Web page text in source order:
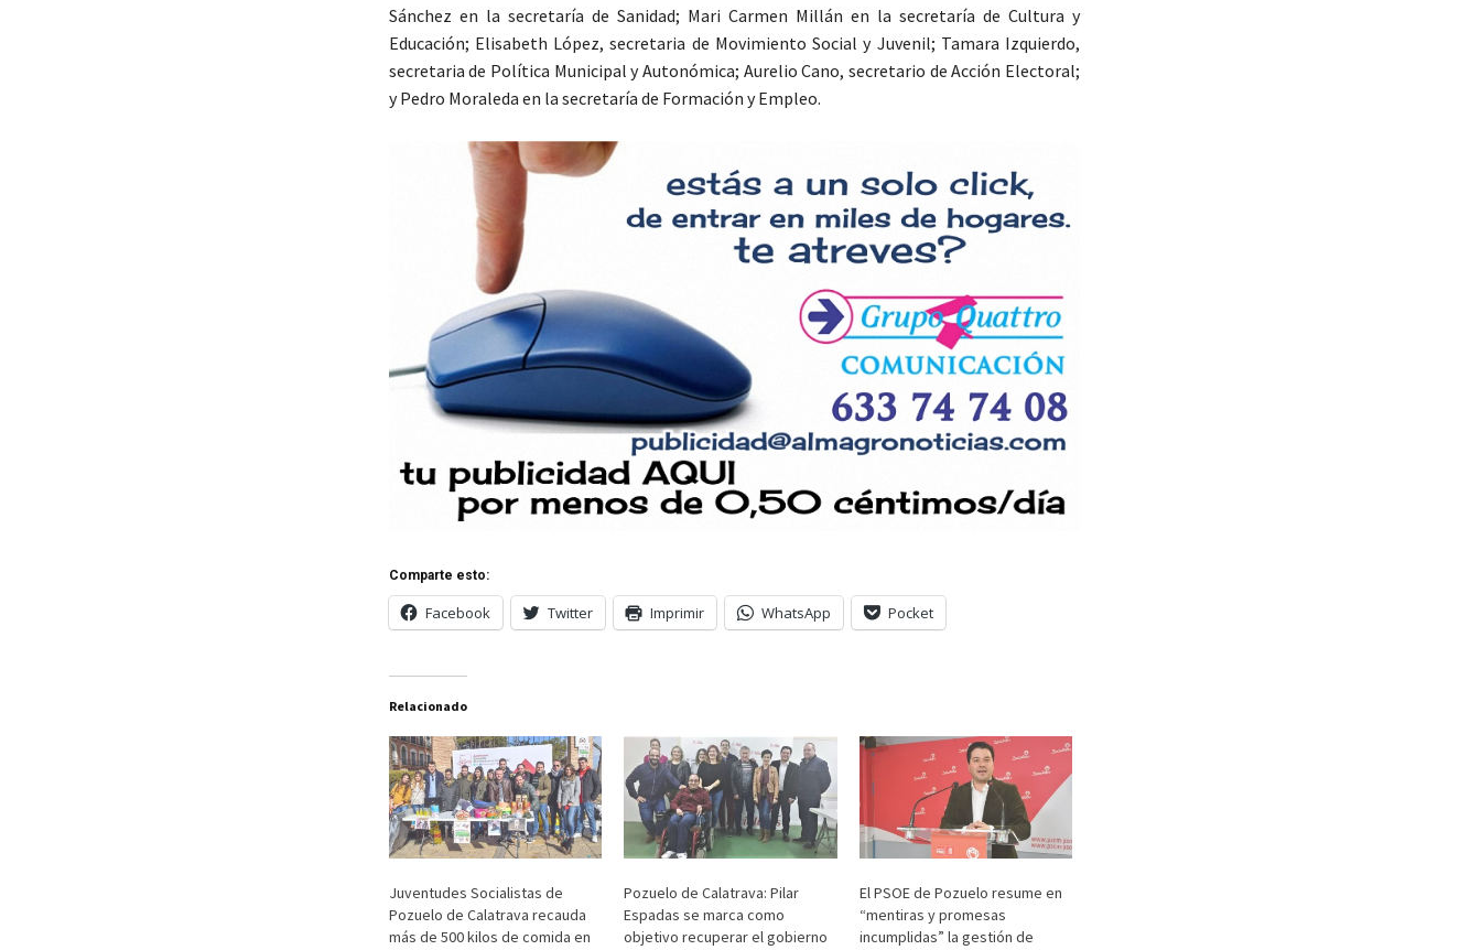
Sánchez en la secretaría de Sanidad; Mari Carmen Millán en la secretaría de Cultura y
Educación; Elisabeth López, secretaria de Movimiento Social y Juvenil; Tamara Izquierdo,
secretaria de Política Municipal y Autonómica; Aurelio Cano, secretario de Acción Electoral;
y Pedro Moraleda en la secretaría de Formación y Empleo.
Comparte esto:
Facebook Twitter Imprimir WhatsApp Pocket
Relacionado
Juventudes Socialistas de
Pozuelo de Calatrava recauda
más de 500 kilos de comida en
Pozuelo de Calatrava: Pilar
Espadas se marca como
objetivo recuperar el gobierno
El PSOE de Pozuelo resume en
“mentiras y promesas
incumplidas” la gestión de